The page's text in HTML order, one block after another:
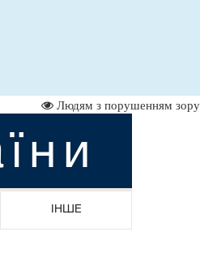
Людям з порушенням зору
ІНШЕ